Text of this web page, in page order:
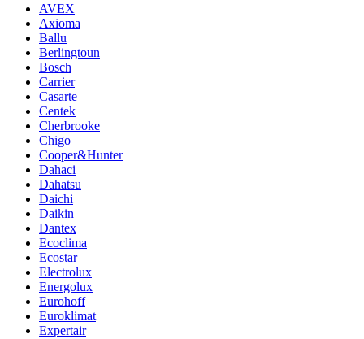
AVEX
Axioma
Ballu
Berlingtoun
Bosch
Carrier
Casarte
Centek
Cherbrooke
Chigo
Cooper&Hunter
Dahaci
Dahatsu
Daichi
Daikin
Dantex
Ecoclima
Ecostar
Electrolux
Energolux
Eurohoff
Euroklimat
Expertair